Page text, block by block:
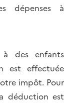
dépenses à
à des enfants
est effectuée
impôt. Pour
déduction est